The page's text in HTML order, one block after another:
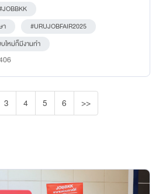
า
#URUJOBFAIR2025
ใหม่ก็มีงานทำ
3 4 5 6 >>